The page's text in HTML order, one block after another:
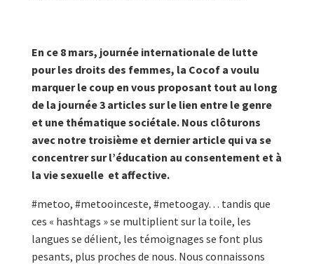
En ce 8 mars, journée internationale de lutte
pour les droits des femmes, la Cocof a voulu
marquer le coup en vous proposant tout au long
de la journée 3 articles sur le lien entre le genre
et une thématique sociétale. Nous clôturons
avec notre troisième et dernier article qui va se
concentrer sur l’éducation au consentement et à
la vie sexuelle et affective.
#metoo, #metooinceste, #metoogay… tandis que
ces « hashtags » se multiplient sur la toile, les
langues se délient, les témoignages se font plus
pesants, plus proches de nous. Nous connaissons